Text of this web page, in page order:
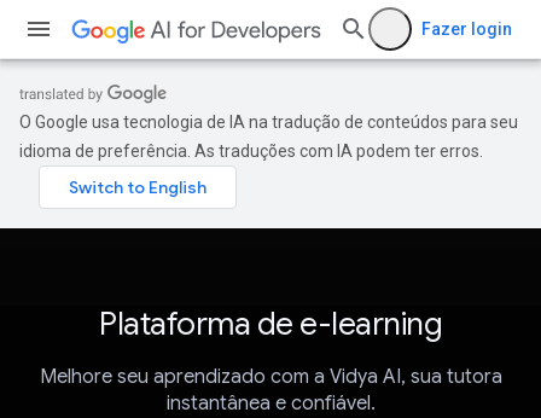
Fazer login
O Google usa tecnologia de IA na tradução de conteúdos para seu
idioma de preferência. As traduções com IA podem ter erros.
Plataforma de e-learning
Melhore seu aprendizado com a Vidya AI, sua tutora
instantânea e confiável.